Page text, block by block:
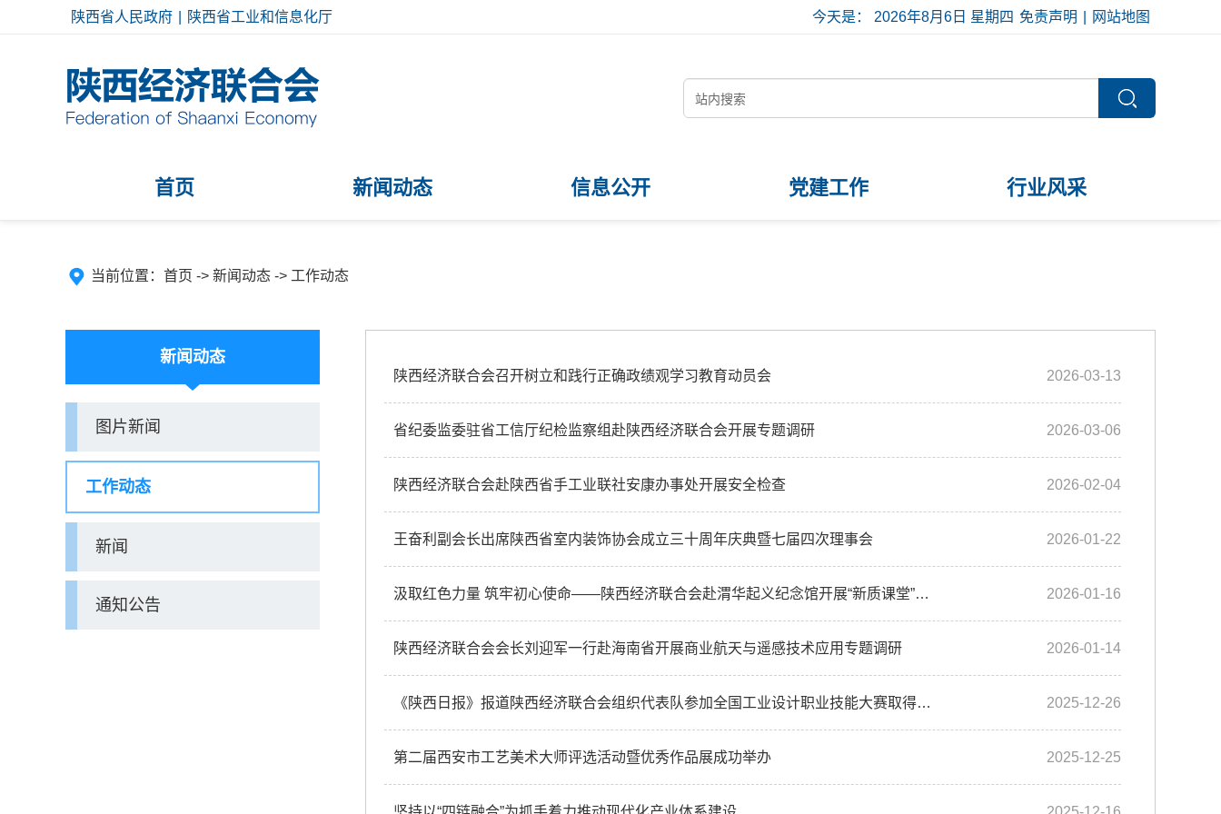
陕西省人民政府 陕西省工业和信息化厅 今天是： 2026年8月6日 星期四 免责声明 网站地图
首页 新闻动态 信息公开 党建工作 行业风采
当前位置： 首页 -> 新闻动态 -> 工作动态
新闻动态
图片新闻
工作动态
新闻
通知公告
陕西经济联合会召开树立和践行正确政绩观学习教育动员会 2026-03-13
省纪委监委驻省工信厅纪检监察组赴陕西经济联合会开展专题调研 2026-03-06
陕西经济联合会赴陕西省手工业联社安康办事处开展安全检查 2026-02-04
王奋利副会长出席陕西省室内装饰协会成立三十周年庆典暨七届四次理事会 2026-01-22
汲取红色力量 筑牢初心使命——陕西经济联合会赴渭华起义纪念馆开展“新质课堂”专题... 2026-01-16
陕西经济联合会会长刘迎军一行赴海南省开展商业航天与遥感技术应用专题调研 2026-01-14
《陕西日报》报道陕西经济联合会组织代表队参加全国工业设计职业技能大赛取得佳绩 2025-12-26
第二届西安市工艺美术大师评选活动暨优秀作品展成功举办 2025-12-25